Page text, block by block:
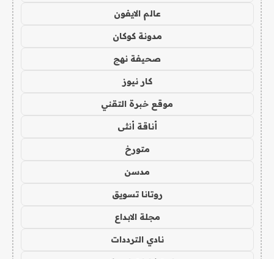
عالم الايفون
مدونة كوكان
صحيفة نهج
كار نيوز
موقع خبرة التقني
أناقة أنثى
متورخ
مدسن
روتانا تسويق
مجلة الابداع
نادي الترددات